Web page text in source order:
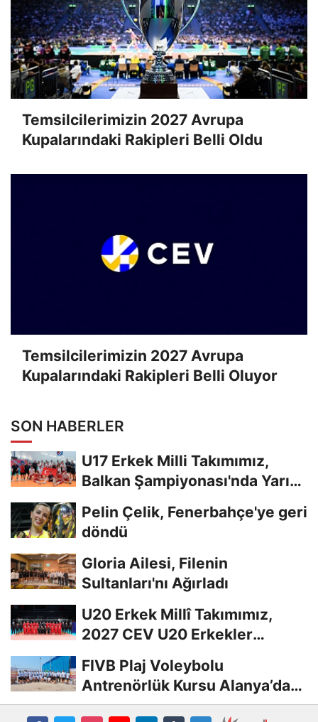
Temsilcilerimizin 2027 Avrupa
Kupalarındaki Rakipleri Belli Oldu
Temsilcilerimizin 2027 Avrupa
Kupalarındaki Rakipleri Belli Oluyor
SON HABERLER
U17 Erkek Milli Takımımız,
Balkan Şampiyonası'nda Yarı
Pelin Çelik, Fenerbahçe'ye geri
döndü
Gloria Ailesi, Filenin
Sultanları'nı Ağırladı
U20 Erkek Millî Takımımız,
2027 CEV U20 Erkekler
FIVB Plaj Voleybolu
Antrenörlük Kursu Alanya’da
Başladı